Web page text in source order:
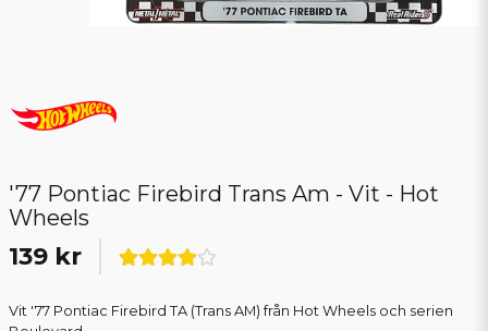
'77 Pontiac Firebird Trans Am - Vit - Hot
Wheels
139 kr
Vit '77 Pontiac Firebird TA (Trans AM) från Hot Wheels och serien